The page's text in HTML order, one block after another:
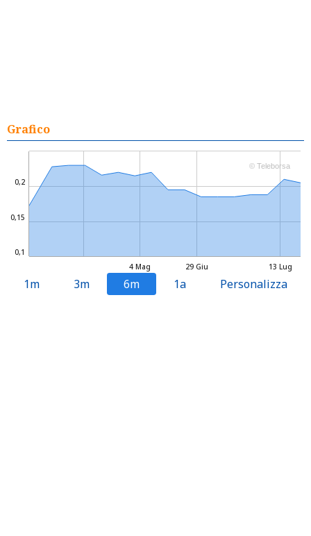
Grafico
13 Lug
4 Mag 29 Giu
0,1
0,15
0,2
© Teleborsa
1m 3m 6m 1a Personalizza